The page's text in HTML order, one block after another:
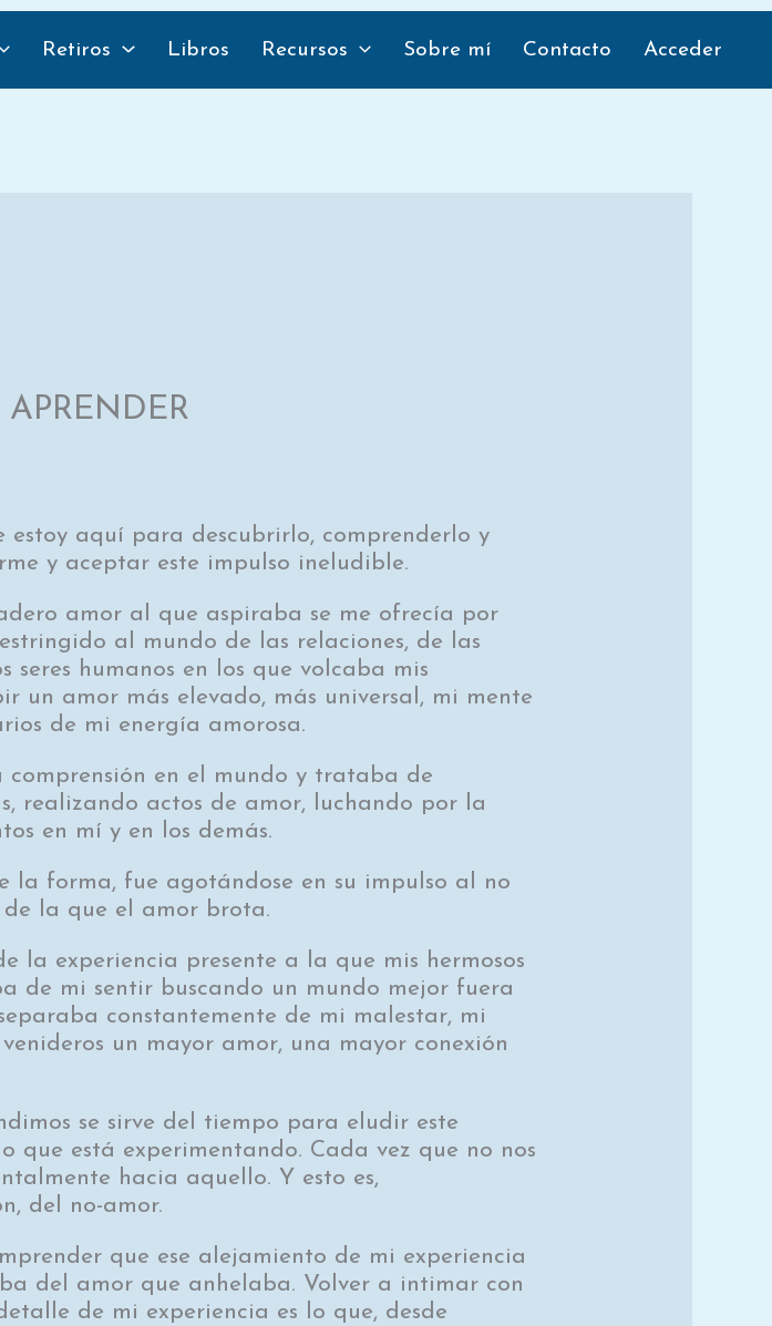
Retiros Libros Recursos Sobre mí Contacto Acceder
estoy aquí para descubrirlo, comprenderlo y
y aceptar este impulso ineludible.
amor al que aspiraba se me ofrecía por
al mundo de las relaciones, de las
humanos en los que volcaba mis
un amor más elevado, más universal, mi mente
de mi energía amorosa.
en el mundo y trataba de
realizando actos de amor, luchando por la
en mí y en los demás.
la forma, fue agotándose en su impulso al no
la que el amor brota.
la experiencia presente a la que mis hermosos
de mi sentir buscando un mundo mejor fuera
constantemente de mi malestar, mi
un mayor amor, una mayor conexión
se sirve del tiempo para eludir este
que está experimentando. Cada vez que no nos
hacia aquello. Y esto es,
del no-amor.
que ese alejamiento de mi experiencia
del amor que anhelaba. Volver a intimar con
de mi experiencia es lo que, desde
en
en